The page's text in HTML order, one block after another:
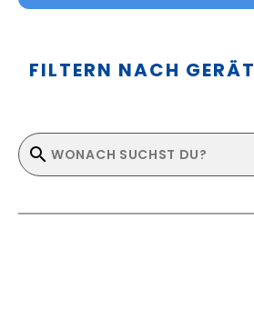
FILTERN NACH GERÄT